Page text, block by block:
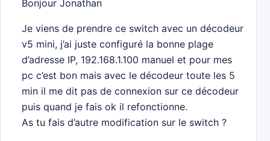
Bonjour Jonathan
Je viens de prendre ce switch avec un décodeur
v5 mini, j’ai juste configuré la bonne plage
d’adresse IP, 192.168.1.100 manuel et pour mes
pc c’est bon mais avec le décodeur toute les 5
min il me dit pas de connexion sur ce décodeur
puis quand je fais ok il refonctionne.
As tu fais d’autre modification sur le switch ?